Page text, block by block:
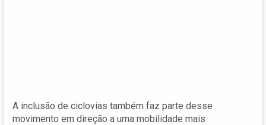
A inclusão de ciclovias também faz parte desse
movimento em direção a uma mobilidade mais